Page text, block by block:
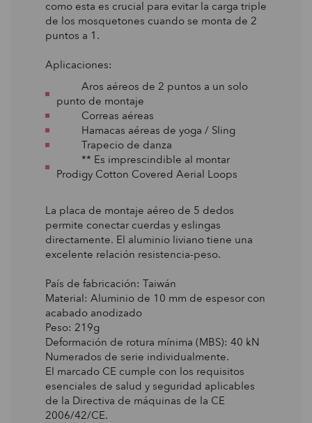
como esta es crucial para evitar la carga triple
de los mosquetones cuando se monta de 2
puntos a 1.
Aplicaciones:
Aros aéreos de 2 puntos a un solo
punto de montaje
Correas aéreas
Hamacas aéreas de yoga / Sling
Trapecio de danza
** Es imprescindible al montar
Prodigy Cotton Covered Aerial Loops
La placa de montaje aéreo de 5 dedos
permite conectar cuerdas y eslingas
directamente. El aluminio liviano tiene una
excelente relación resistencia-peso.
País de fabricación: Taiwán
Material: Aluminio de 10 mm de espesor con
acabado anodizado
Peso: 219g
Deformación de rotura mínima (MBS): 40 kN
Numerados de serie individualmente.
El marcado CE cumple con los requisitos
esenciales de salud y seguridad aplicables
de la Directiva de máquinas de la CE
2006/42/CE.